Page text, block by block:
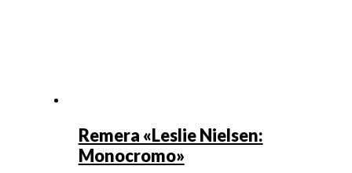
Remera «Leslie Nielsen:
Monocromo»